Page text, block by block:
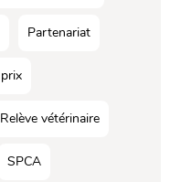
Partenariat
prix
Relève vétérinaire
SPCA